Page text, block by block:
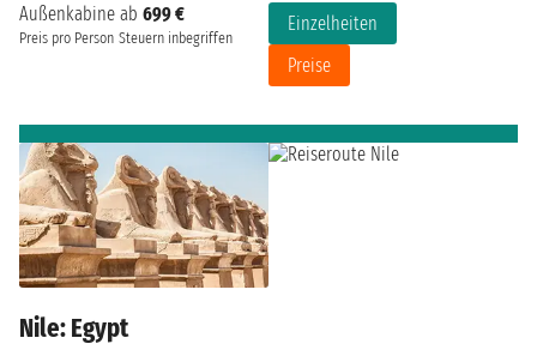
Außenkabine ab 699 €
Preis pro Person Steuern inbegriffen
Einzelheiten
Preise
Nile: Egypt